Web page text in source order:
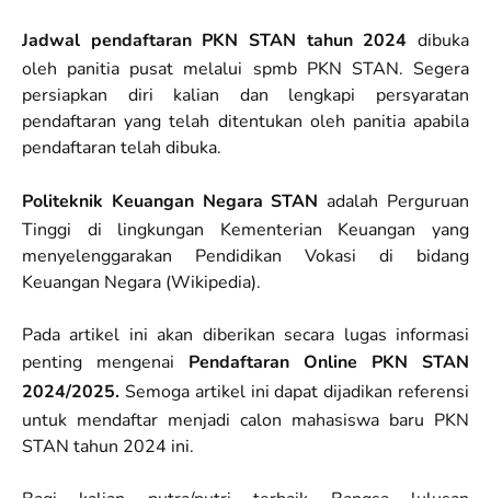
Jadwal pendaftaran PKN STAN tahun 2024 dibuka
oleh panitia pusat melalui spmb PKN STAN. Segera
persiapkan diri kalian dan lengkapi persyaratan
pendaftaran yang telah ditentukan oleh panitia apabila
pendaftaran telah dibuka.
Politeknik Keuangan Negara STAN adalah Perguruan
Tinggi di lingkungan Kementerian Keuangan yang
menyelenggarakan Pendidikan Vokasi di bidang
Keuangan Negara (Wikipedia).
Pada artikel ini akan diberikan secara lugas informasi
penting mengenai Pendaftaran Online PKN STAN
2024/2025. Semoga artikel ini dapat dijadikan referensi
untuk mendaftar menjadi calon mahasiswa baru PKN
STAN tahun 2024 ini.